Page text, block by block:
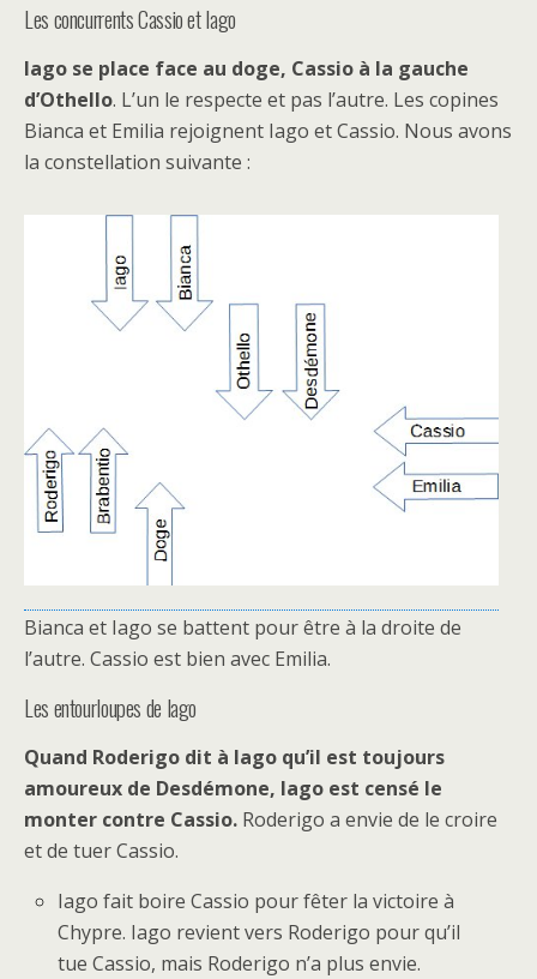
Les concurrents Cassio et Iago
Iago se place face au doge, Cassio à la gauche
d’Othello. L’un le respecte et pas l’autre. Les copines
Bianca et Emilia rejoignent Iago et Cassio. Nous avons
la constellation suivante :
Bianca et Iago se battent pour être à la droite de
l’autre. Cassio est bien avec Emilia.
Les entourloupes de Iago
Quand Roderigo dit à Iago qu’il est toujours
amoureux de Desdémone, Iago est censé le
monter contre Cassio. Roderigo a envie de le croire
et de tuer Cassio.
Iago fait boire Cassio pour fêter la victoire à
Chypre. Iago revient vers Roderigo pour qu’il
tue Cassio, mais Roderigo n’a plus envie.